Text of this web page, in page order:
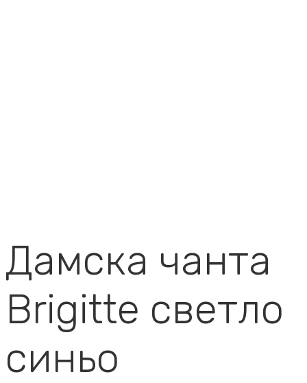
Дамска чанта
Brigitte светло
синьо